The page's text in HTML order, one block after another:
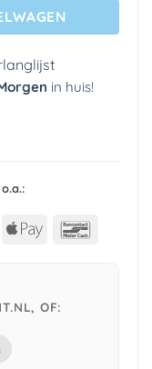
in huis!
MasterCard
Apple
OF: